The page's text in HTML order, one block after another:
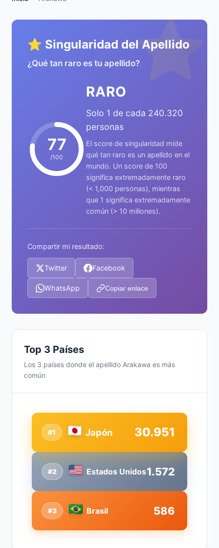
⭐
⭐ Singularidad del Apellido
¿Qué tan raro es tu apellido?
77
/100
RARO
Solo 1 de cada 240.320
personas
El score de singularidad mide
qué tan raro es un apellido en el
mundo. Un score de 100
significa extremadamente raro
(< 1,000 personas), mientras
que 1 significa extremadamente
común (> 10 millones).
Compartir mi resultado:
Twitter Facebook
WhatsApp Copiar enlace
Top 3 Países
Los 3 países donde el apellido Arakawa es más
común
#2 Estados Unidos1.572
#1 Japón 30.951
#3 Brasil 586